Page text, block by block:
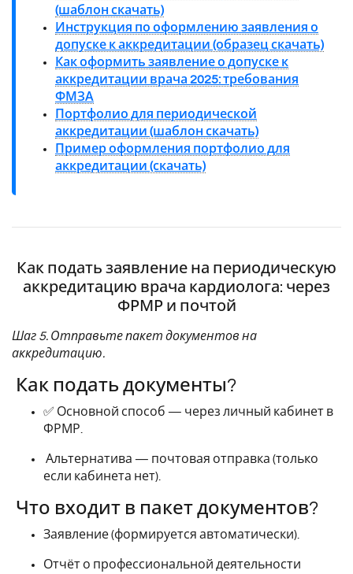
(шаблон скачать)
Инструкция по оформлению заявления о
допуске к аккредитации (образец скачать)
Как оформить заявление о допуске к
аккредитации врача 2025: требования
ФМЗА
Портфолио для периодической
аккредитации (шаблон скачать)
Пример оформления портфолио для
аккредитации (скачать)
Как подать заявление на периодическую
аккредитацию врача кардиолога: через
ФРМР и почтой
Шаг 5. Отправьте пакет документов на
аккредитацию.
Как подать документы?
✅ Основной способ — через личный кабинет в
ФРМР.
Альтернатива — почтовая отправка (только
если кабинета нет).
Что входит в пакет документов?
Заявление (формируется автоматически).
Отчёт о профессиональной деятельности